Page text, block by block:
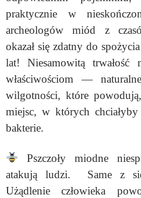
praktycznie w
archeologów miód z
okazał się zdatny do
lat! Niesamowitą trwałość
właściwościom —
wilgotności, które
miejsc, w których
bakterie.
Pszczoły miodne
atakują ludzi. Same z
Użądlenie człowieka